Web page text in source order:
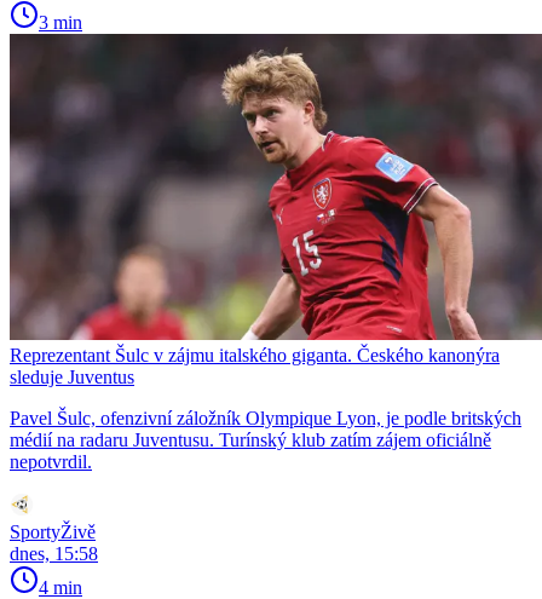
3 min
Reprezentant Šulc v zájmu italského giganta. Českého kanonýra
sleduje Juventus
Pavel Šulc, ofenzivní záložník Olympique Lyon, je podle britských
médií na radaru Juventusu. Turínský klub zatím zájem oficiálně
nepotvrdil.
SportyŽivě
dnes, 15:58
4 min